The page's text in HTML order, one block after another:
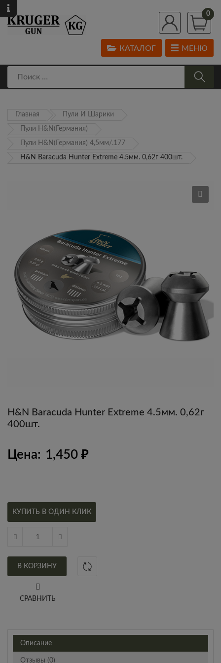
0
МЕНЮ
КАТАЛОГ
Главная Пули И Шарики
Пули H&N(Германия)
Пули H&N(Германия) 4,5мм/.177
H&N Baracuda Hunter Extreme 4.5мм. 0,62г 400шт.
H&N Baracuda Hunter Extreme 4.5мм. 0,62г
400шт.
Цена: 1,450 ₽
КУПИТЬ В ОДИН КЛИК
В КОРЗИНУ
СРАВНИТЬ
Описание
Отзывы (0)